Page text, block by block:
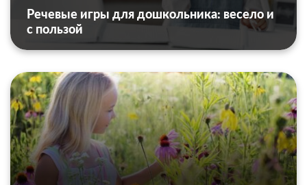
Речевые игры для дошкольника: весело и
с пользой